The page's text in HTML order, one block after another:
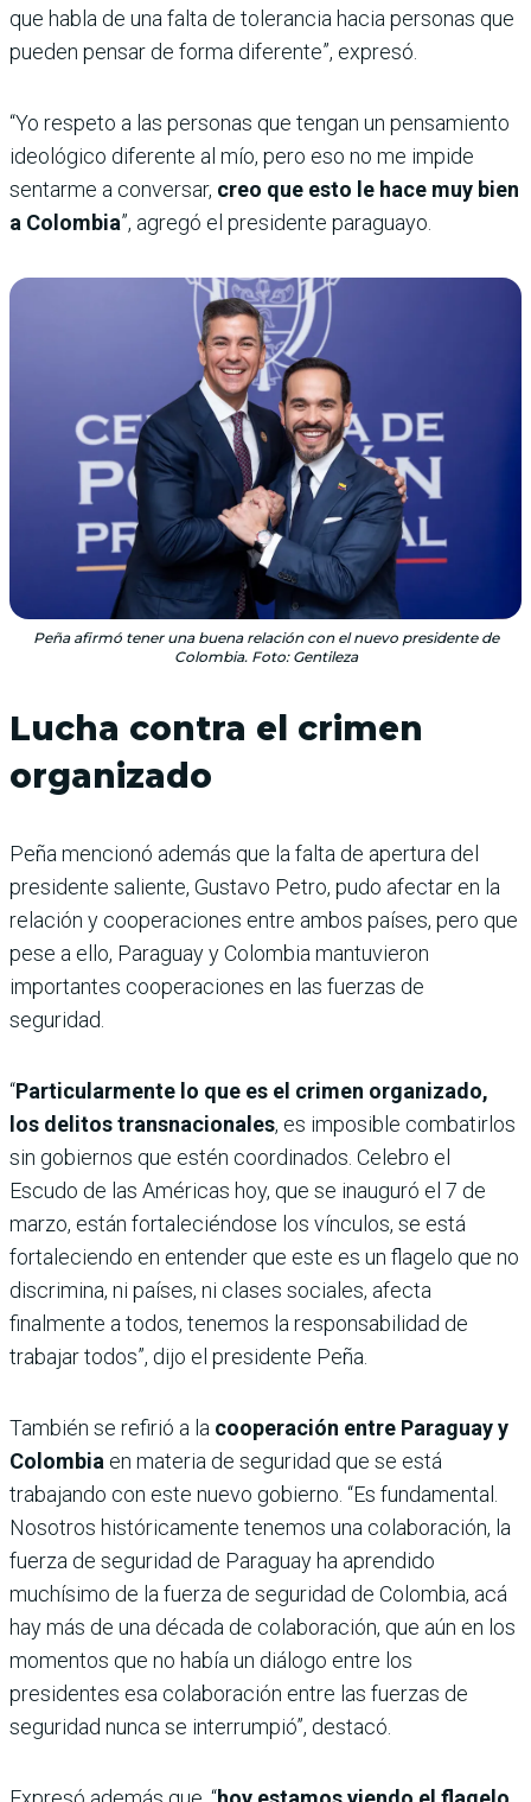
que habla de una falta de tolerancia hacia personas que
pueden pensar de forma diferente”, expresó.
“Yo respeto a las personas que tengan un pensamiento
ideológico diferente al mío, pero eso no me impide
sentarme a conversar, creo que esto le hace muy bien
a Colombia”, agregó el presidente paraguayo.
Peña afirmó tener una buena relación con el nuevo presidente de
Colombia. Foto: Gentileza
Lucha contra el crimen
organizado
Peña mencionó además que la falta de apertura del
presidente saliente, Gustavo Petro, pudo afectar en la
relación y cooperaciones entre ambos países, pero que
pese a ello, Paraguay y Colombia mantuvieron
importantes cooperaciones en las fuerzas de
seguridad.
“Particularmente lo que es el crimen organizado,
los delitos transnacionales, es imposible combatirlos
sin gobiernos que estén coordinados. Celebro el
Escudo de las Américas hoy, que se inauguró el 7 de
marzo, están fortaleciéndose los vínculos, se está
fortaleciendo en entender que este es un flagelo que no
discrimina, ni países, ni clases sociales, afecta
finalmente a todos, tenemos la responsabilidad de
trabajar todos”, dijo el presidente Peña.
También se refirió a la cooperación entre Paraguay y
Colombia en materia de seguridad que se está
trabajando con este nuevo gobierno. “Es fundamental.
Nosotros históricamente tenemos una colaboración, la
fuerza de seguridad de Paraguay ha aprendido
muchísimo de la fuerza de seguridad de Colombia, acá
hay más de una década de colaboración, que aún en los
momentos que no había un diálogo entre los
presidentes esa colaboración entre las fuerzas de
seguridad nunca se interrumpió”, destacó.